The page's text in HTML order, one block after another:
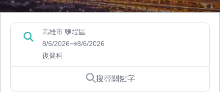
高雄市 鹽埕區
8/6/2026
8/6/2026
復健科
搜尋關鍵字